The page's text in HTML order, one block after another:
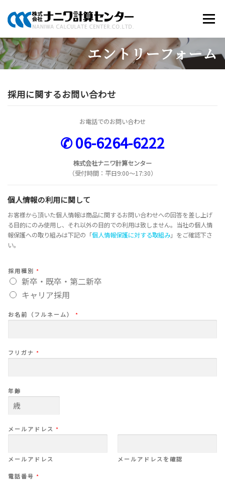
ツ
へ
ス
メニュー
商品のご案内 ソリューション 当社について
採用情報 お知らせ お問い合わせ
エントリーフォーム
採用に関するお問い合わせ
お電話でのお問い合わせ
✆ 06-6264-6222
株式会社ナニワ計算センター
（受付時間：平日9:00～17:30）
個人情報の利用に関して
お客様から頂いた個人情報は商品に関するお問い合わせへの回答を差し上げ
る目的にのみ使用し、それ以外の目的での利用は致しません。当社の個人情
報保護への取り組みは下記の「個人情報保護に対する取組み」をご確認下さ
い。
採用種別 *
新卒・既卒・第二新卒
キャリア採用
お名前（フルネーム） *
フリガナ *
年齢
メールアドレス *
メールアドレス メールアドレスを確認
電話番号 *